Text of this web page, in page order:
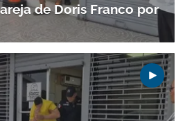
de Doris Franco por